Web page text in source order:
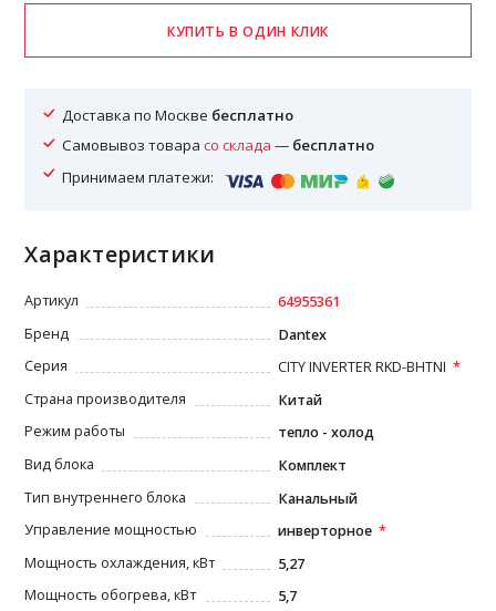
Доставка по Москве бесплатно
Самовывоз товарасо склада — бесплатно
Принимаем платежи:
Характеристики
Артикул
64955361
Бренд
Dantex
Серия
CITY INVERTER RKD-BHTNI
Страна производителя
Китай
Режим работы
тепло - холод
Вид блока
Комплект
Тип внутреннего блока
Канальный
Управление мощностью
инверторное
Мощность охлаждения, кВт
5,27
Мощность обогрева, кВт
5,7